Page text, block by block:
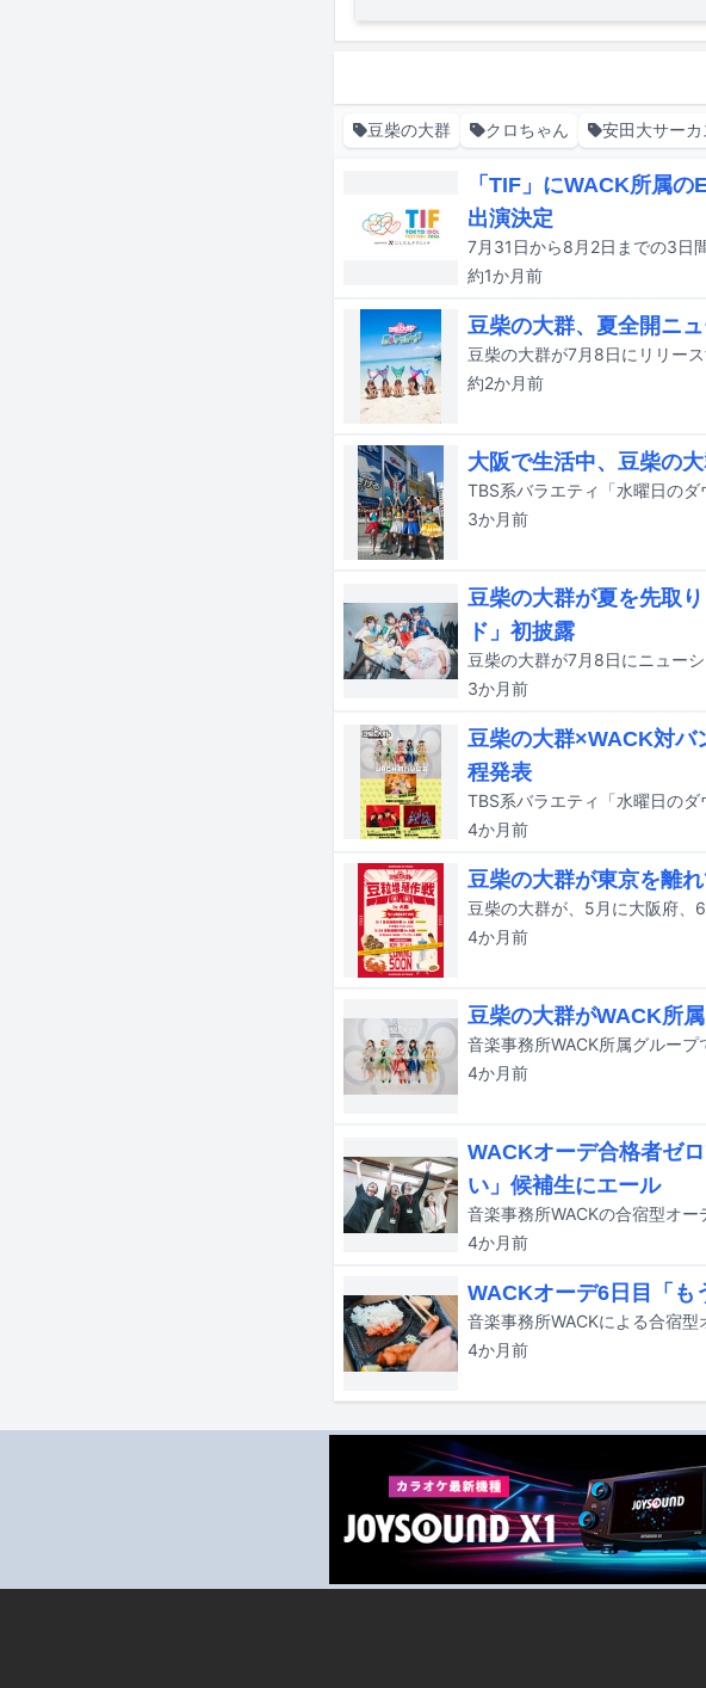
豆柴の大群 クロちゃん 安田大サーカ
「TIF」にWACK所属
出演決定
約1か月前
豆柴の大群、夏全開ニ
豆柴の大群が7月8日にリリー
約2か月前
大阪で生活中、豆柴の
3か月前
豆柴の大群が夏を先取
ド」初披露
3か月前
豆柴の大群×WACK対バ
程発表
4か月前
豆柴の大群が東京を離
4か月前
豆柴の大群がWACK所
4か月前
WACKオーデ合格者ゼ
い」候補生にエール
4か月前
WACKオーデ6日目「も
4か月前